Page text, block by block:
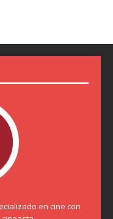
en cine con